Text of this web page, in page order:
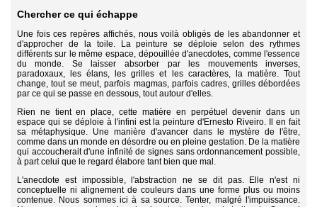
Chercher ce qui échappe
Une fois ces repères affichés, nous voilà obligés de les abandonner et
d'approcher de la toile. La peinture se déploie selon des rythmes
différents sur le même espace, dépouillée d'anecdotes, comme l'essence
du monde. Se laisser absorber par les mouvements inverses,
paradoxaux, les élans, les grilles et les caractères, la matière. Tout
change, tout se meut, parfois magmas, parfois cadres, grilles débordées
par ce qui se passe en dessous, tout autour d'elles.
Rien ne tient en place, cette matière en perpétuel devenir dans un
espace qui se déploie à l'infini est la peinture d'Ernesto Riveiro. Il en fait
sa métaphysique. Une manière d'avancer dans le mystère de l'être,
comme dans un monde en désordre ou en pleine gestation. De la matière
qui accoucherait d'une infinité de signes sans ordonnancement possible,
à part celui que le regard élabore tant bien que mal.
L'anecdote est impossible, l'abstraction ne se dit pas. Elle n'est ni
conceptuelle ni alignement de couleurs dans une forme plus ou moins
contenue. Nous sommes ici à sa source. Tenter, malgré l'impuissance.